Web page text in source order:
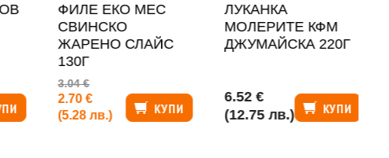
ФИЛЕ ЕКО МЕС
СВИНСКО
ЖАРЕНО СЛАЙС
130Г
3.04 €
2.70 €
(5.28 лв.)
КУПИ
ЛУКАНКА
МОЛЕРИТЕ КФМ
ДЖУМАЙСКА 220Г
6.52 €
(12.75 лв.)
КУПИ